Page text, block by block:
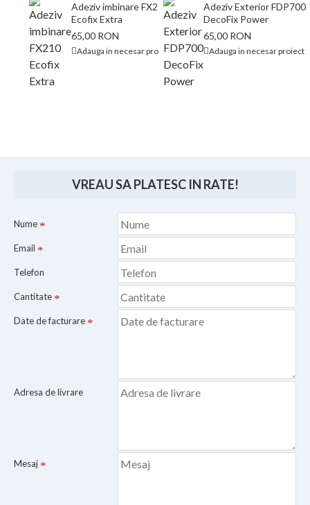
Adeziv imbinare FX210
Ecofix Extra
65,00 RON
Adauga in necesar proiect
Adeziv Exterior FDP700
DecoFix Power
65,00 RON
Adauga in necesar proiect
VREAU SA PLATESC IN RATE!
Nume
Email
Telefon
Cantitate
Date de facturare
Adresa de livrare
Mesaj